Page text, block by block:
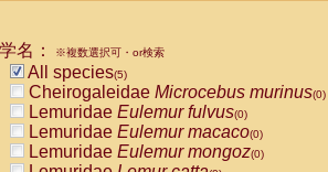
CercopithecidaePapio hamadryas
Cercopithecidae
CercopithecidaePapiospp. (0)
CercopithecidaeMandrillus
CercopithecidaeMandrillus sphinx
CercopithecidaeTheropithecus
CercopithecidaeMacaca arctoides
名： ※複数選択可・or検索
All species(5)
Cheirogaleidae Microcebus murinus(0)
Lemuridae Eulemur fulvus(0)
Lemuridae Eulemur macaco(0)
Lemuridae Eulemur mongoz(0)